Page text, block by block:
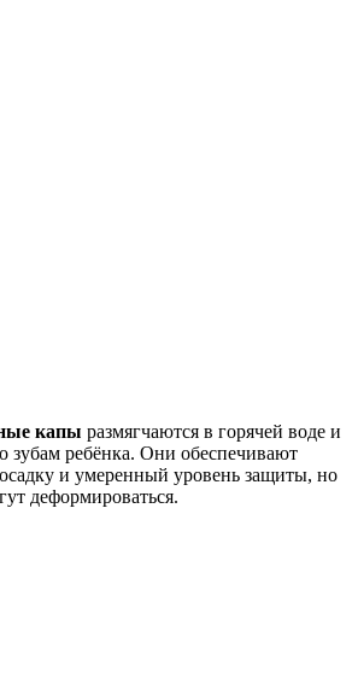
капы размягчаются в горячей воде и
зубам ребёнка. Они обеспечивают
и умеренный уровень защиты, но
деформироваться.